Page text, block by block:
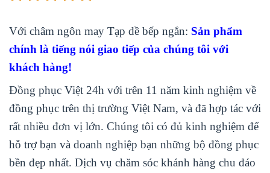
Với châm ngôn may Tạp dề bếp ngắn: Sản phẩm
chính là tiếng nói giao tiếp của chúng tôi với
khách hàng!
Đồng phục Việt 24h với trên 11 năm kinh nghiệm về
đồng phục trên thị trường Việt Nam, và đã hợp tác với
rất nhiều đơn vị lớn. Chúng tôi có đủ kinh nghiệm để
hỗ trợ bạn và doanh nghiệp bạn những bộ đồng phục
bền đẹp nhất. Dịch vụ chăm sóc khánh hàng chu đáo